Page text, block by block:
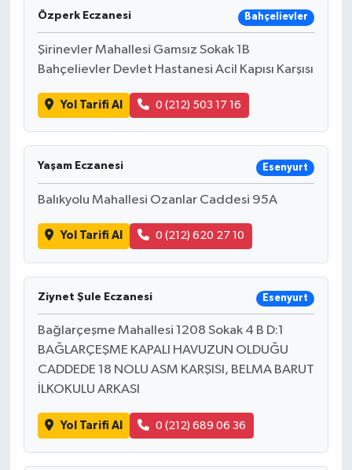
Özperk Eczanesi Bahçelievler
Şirinevler Mahallesi Gamsız Sokak 1B
Bahçelievler Devlet Hastanesi Acil Kapısı Karşısı
Yol Tarifi Al 0 (212) 503 17 16
Yaşam Eczanesi Esenyurt
Balıkyolu Mahallesi Ozanlar Caddesi 95A
Yol Tarifi Al 0 (212) 620 27 10
Ziynet Şule Eczanesi Esenyurt
Bağlarçeşme Mahallesi 1208 Sokak 4 B D:1
BAĞLARÇEŞME KAPALI HAVUZUN OLDUĞU
CADDEDE 18 NOLU ASM KARŞISI, BELMA BARUT
İLKOKULU ARKASI
Yol Tarifi Al 0 (212) 689 06 36